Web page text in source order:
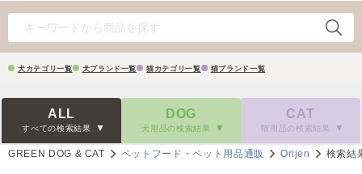
犬カテゴリ一覧 犬ブランド一覧 猫カテゴリ一覧 猫ブランド一覧
ALL
すべての検索結果
DOG
犬用品の検索結果
CAT
猫用品の検索結果
GREEN DOG & CAT ペットフード・ペット用品通販 Orijen 検索結